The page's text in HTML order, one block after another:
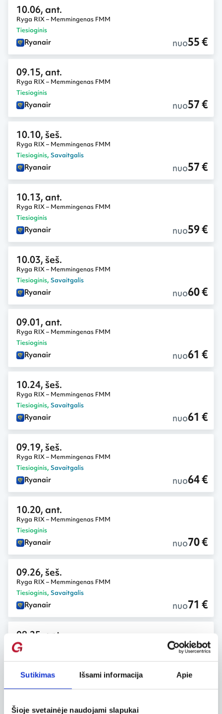
Sutikimas Išsami informacija Apie
Šioje svetainėje naudojami slapukai
10.06, ant.
Ryga RIX – Memmingenas FMM
Tiesioginis
Ryanair nuo55 €
09.15, ant.
Ryga RIX – Memmingenas FMM
Tiesioginis
Ryanair nuo57 €
10.10, šeš.
Ryga RIX – Memmingenas FMM
Tiesioginis, Savaitgalis
Ryanair nuo57 €
10.13, ant.
Ryga RIX – Memmingenas FMM
Tiesioginis
Ryanair nuo59 €
10.03, šeš.
Ryga RIX – Memmingenas FMM
Tiesioginis, Savaitgalis
Ryanair nuo60 €
09.01, ant.
Ryga RIX – Memmingenas FMM
Tiesioginis
Ryanair nuo61 €
10.24, šeš.
Ryga RIX – Memmingenas FMM
Tiesioginis, Savaitgalis
Ryanair nuo61 €
09.19, šeš.
Ryga RIX – Memmingenas FMM
Tiesioginis, Savaitgalis
Ryanair nuo64 €
10.20, ant.
Ryga RIX – Memmingenas FMM
Tiesioginis
Ryanair nuo70 €
09.26, šeš.
Ryga RIX – Memmingenas FMM
Tiesioginis, Savaitgalis
Ryanair nuo71 €
08.25, ant.
Ryga RIX – Memmingenas FMM
Tiesioginis
Ryga RIX – Memmingenas FMM